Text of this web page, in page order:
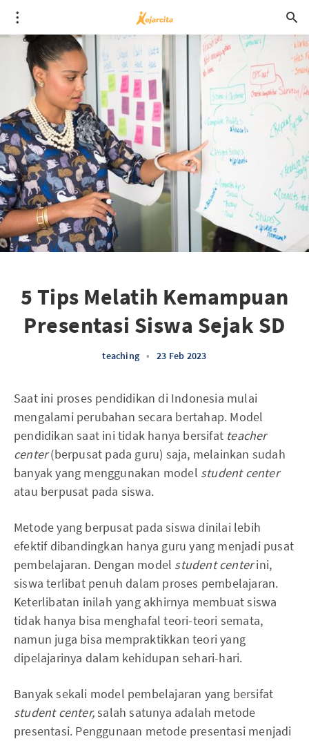
5 Tips Melatih Kemampuan
Presentasi Siswa Sejak SD
teaching • 23 Feb 2023
Saat ini proses pendidikan di Indonesia mulai
mengalami perubahan secara bertahap. Model
pendidikan saat ini tidak hanya bersifat teacher
center(berpusat pada guru) saja, melainkan sudah
banyak yang menggunakan model student center
atau berpusat pada siswa.
Metode yang berpusat pada siswa dinilai lebih
efektif dibandingkan hanya guru yang menjadi pusat
pembelajaran. Dengan model student centerini,
siswa terlibat penuh dalam proses pembelajaran.
Keterlibatan inilah yang akhirnya membuat siswa
tidak hanya bisa menghafal teori-teori semata,
namun juga bisa mempraktikkan teori yang
dipelajarinya dalam kehidupan sehari-hari.
Banyak sekali model pembelajaran yang bersifat
student center,salah satunya adalah metode
presentasi. Penggunaan metode presentasi menjadi